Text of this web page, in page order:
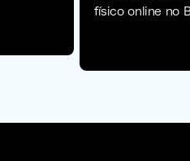
físico online no